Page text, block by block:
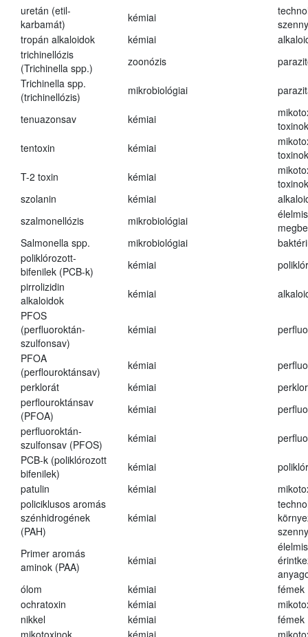
uretán (etil-
karbamát)
kémiai
tropán alkaloidok
kémiai
trichinellózis
(Trichinella spp.)
zoonózis
Trichinella spp.
(trichinellózis)
mikrobiológiai
tenuazonsav kémiai
toxinok
tentoxin
kémiai
toxinok
T-2 toxin
kémiai
toxinok
szolanin
kémiai
szalmonellózis
mikrobiológiai
Salmonella spp.
mikrobiológiai
poliklórozott-
bifenilek (PCB-k)
kémiai
pirrolizidin
alkaloidok
kémiai
PFOS
(perfluoroktán-
szulfonsav)
kémiai
PFOA
(perflouroktánsav)
kémiai
perklorát
kémiai
perflouroktánsav
(PFOA)
kémiai
perfluoroktán-
szulfonsav (PFOS)
kémiai
PCB-k (poliklórozott
bifenilek)
kémiai
patulin
kémiai
policiklusos aromás
szénhidrogének
(PAH)
kémiai
Primer aromás
aminok (PAA)
kémiai
ólom
kémiai
fémek
ochratoxin
kémiai
nikkel
kémiai
fémek